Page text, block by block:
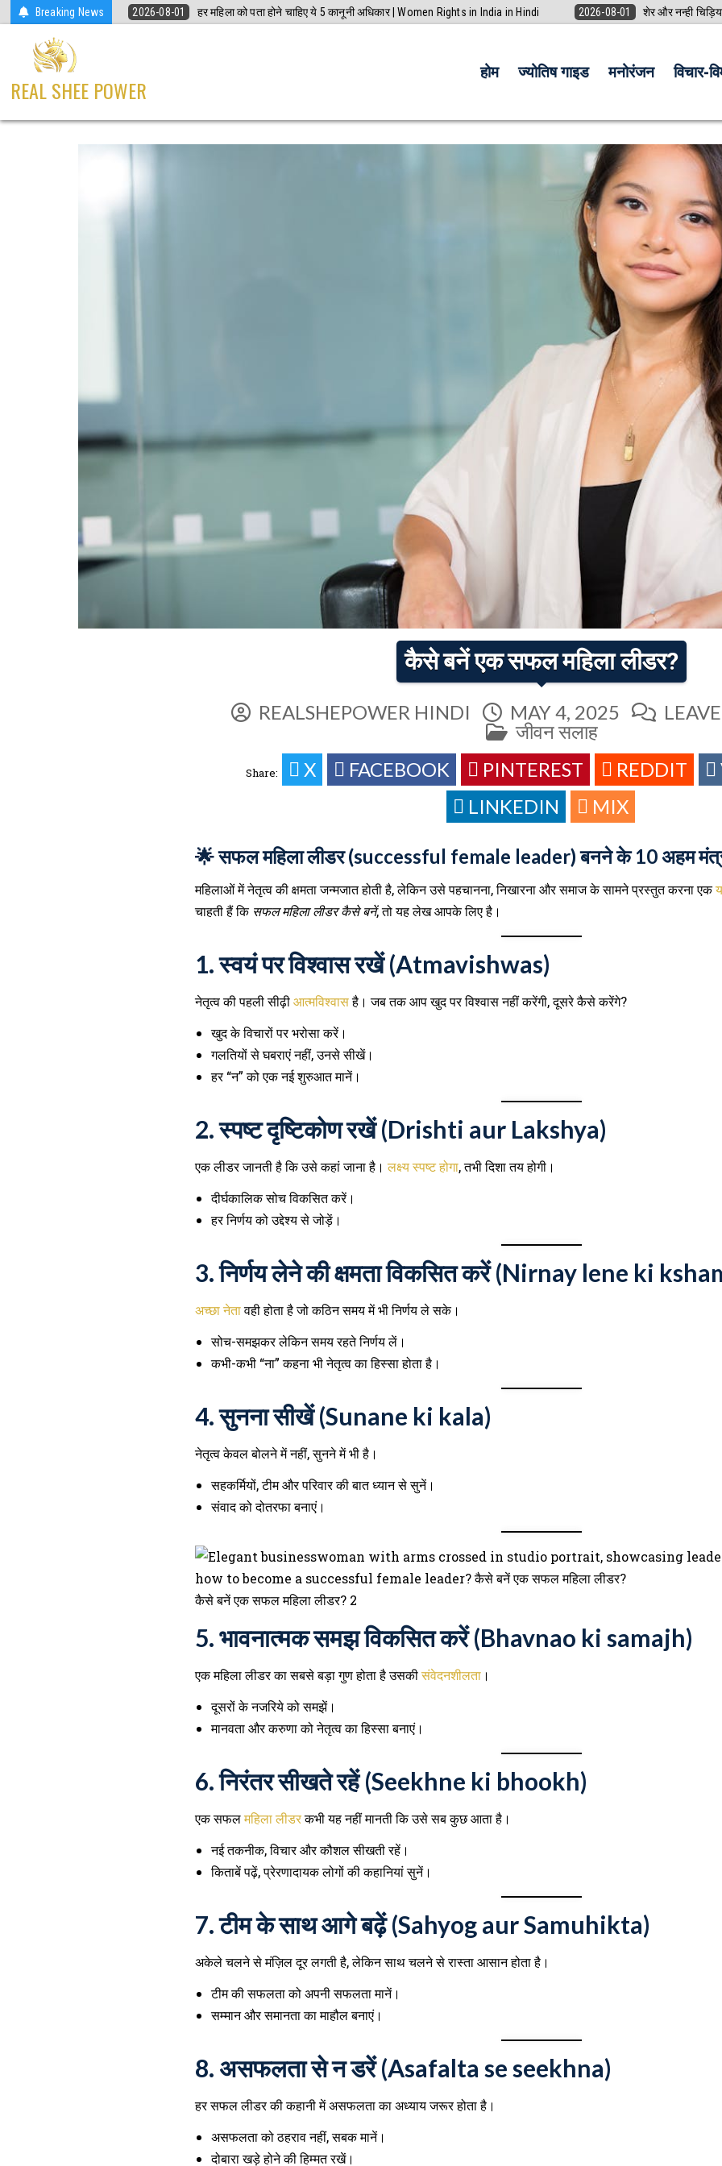
Skip
to
content
Breaking News 2026-08-01 हर महिला को पता होने चाहिए ये 5 कानूनी अधिकार | Women Rights in India in Hindi 2026-08-01 शेर और नन्ही
REAL SHEE POWER
होम ज्योतिष गाइड मनोरंजन विचार-
कैसे बनें एक सफल महिला लीडर?
REALSHEPOWER HINDI MAY 4, 2025
POSTED
IN
जीवन सलाह
Share: X FACEBOOK PINTEREST REDDIT
LINKEDIN
MIX
🌟 सफल महिला लीडर (successful female leader) बनने के 10 अहम
महिलाओं में नेतृत्व की क्षमता जन्मजात होती है, लेकिन उसे पहचानना, निखारना और समाज के सामने प्रस्तुत करना एक
चाहती हैं कि सफल महिला लीडर कैसे बनें, तो यह लेख आपके लिए है।
1.स्वयं पर विश्वास रखें (Atmavishwas)
नेतृत्व की पहली सीढ़ीआत्मविश्वासहै। जब तक आप खुद पर विश्वास नहीं करेंगी, दूसरे कैसे करेंगे?
खुद के विचारों पर भरोसा करें।
गलतियों से घबराएं नहीं, उनसे सीखें।
हर “न” को एक नई शुरुआत मानें।
2.स्पष्ट दृष्टिकोण रखें (Drishti aur Lakshya)
एक लीडर जानती है कि उसे कहां जाना है।लक्ष्य स्पष्ट होगा, तभी दिशा तय होगी।
दीर्घकालिक सोच विकसित करें।
हर निर्णय को उद्देश्य से जोड़ें।
3.निर्णय लेने की क्षमता विकसित करें (Nirnay lene ki
अच्छा नेतावही होता है जो कठिन समय में भी निर्णय ले सके।
सोच-समझकर लेकिन समय रहते निर्णय लें।
कभी-कभी “ना” कहना भी नेतृत्व का हिस्सा होता है।
4.सुनना सीखें (Sunane ki kala)
नेतृत्व केवल बोलने में नहीं, सुनने में भी है।
सहकर्मियों, टीम और परिवार की बात ध्यान से सुनें।
संवाद को दोतरफा बनाएं।
कैसे बनें एक सफल महिला लीडर? 2
5.भावनात्मक समझ विकसित करें (Bhavnao ki samajh)
एक महिला लीडर का सबसे बड़ा गुण होता है उसकीसंवेदनशीलता ।
दूसरों के नजरिये को समझें।
मानवता और करुणा को नेतृत्व का हिस्सा बनाएं।
6.निरंतर सीखते रहें (Seekhne ki bhookh)
एक सफलमहिला लीडरकभी यह नहीं मानती कि उसे सब कुछ आता है।
नई तकनीक, विचार और कौशल सीखती रहें।
किताबें पढ़ें, प्रेरणादायक लोगों की कहानियां सुनें।
7.टीम के साथ आगे बढ़ें (Sahyog aur Samuhikta)
अकेले चलने से मंज़िल दूर लगती है, लेकिन साथ चलने से रास्ता आसान होता है।
टीम की सफलता को अपनी सफलता मानें।
सम्मान और समानता का माहौल बनाएं।
8. असफलता से न डरें (Asafalta se seekhna)
हर सफल लीडर की कहानी में असफलता का अध्याय जरूर होता है।
असफलता को ठहराव नहीं, सबक मानें।
दोबारा खड़े होने की हिम्मत रखें।